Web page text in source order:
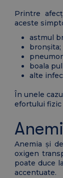
Printre
aceste
astmul
bronșita;
boala
alte
În unele
efortului fizic
Anemia și
oxigen
poate duce
accentuate.